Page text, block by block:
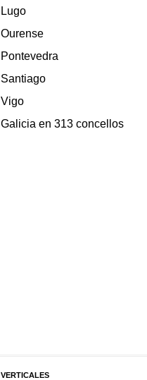
Lugo
Ourense
Pontevedra
Santiago
Vigo
Galicia en 313 concellos
VERTICALES